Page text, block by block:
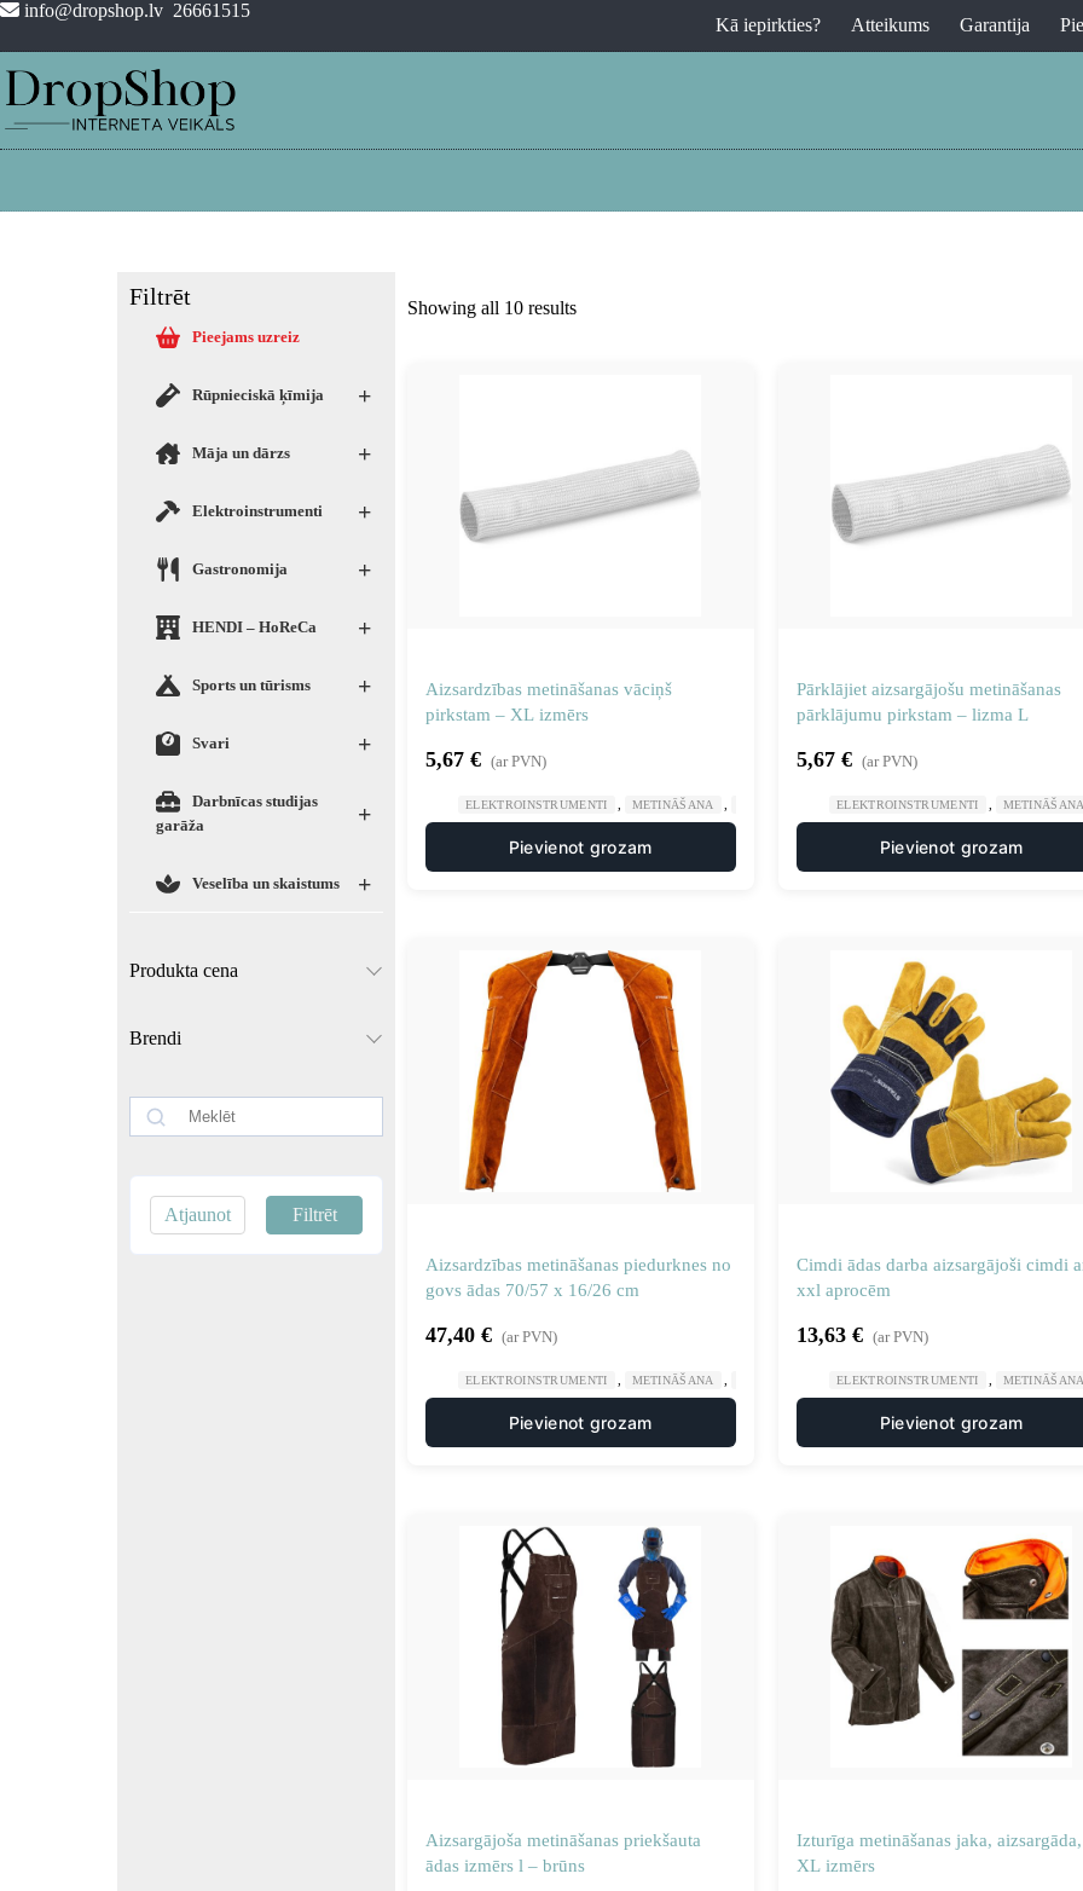
info@dropshop.lv 26661515
Kā iepirkties? Atteikums Garantija
Filtrēt
Pieejams uzreiz
+
Rūpnieciskā ķīmija
+
Māja un dārzs
+
Elektroinstrumenti
+
Gastronomija
+
HENDI – HoReCa
+
Sports un tūrisms
+
Svari
+
Darbnīcas studijas
garāža
+
Veselība un skaistums
Produkta cena
Brendi
Filtrēt
Atjaunot
Showing all 10 results
Aizsardzības metināšanas vāciņš
pirkstam – XL izmērs
5,67 € (ar PVN)
ELEKTROINSTRUMENTI METINĀŠANA METINĀŠANAS AIZSARGAPĢĒRBS
Pievienot grozam
Pārklājiet aizsargājošu metināšanas
pārklājumu pirkstam – lizma L
5,67 € (ar PVN)
ELEKTROINSTRUMENTI METINĀŠANA
Pievienot grozam
Aizsardzības metināšanas piedurknes no
govs ādas 70/57 x 16/26 cm
47,40 € (ar PVN)
ELEKTROINSTRUMENTI METINĀŠANA METINĀŠANAS AIZSARGAPĢĒRBS
Pievienot grozam
Cimdi ādas darba aizsargājoši cimdi
xxl aprocēm
13,63 € (ar PVN)
ELEKTROINSTRUMENTI METINĀŠANA
Pievienot grozam
Aizsargājoša metināšanas priekšauta
ādas izmērs l – brūns
Izturīga metināšanas jaka, aizsargāda,
XL izmērs